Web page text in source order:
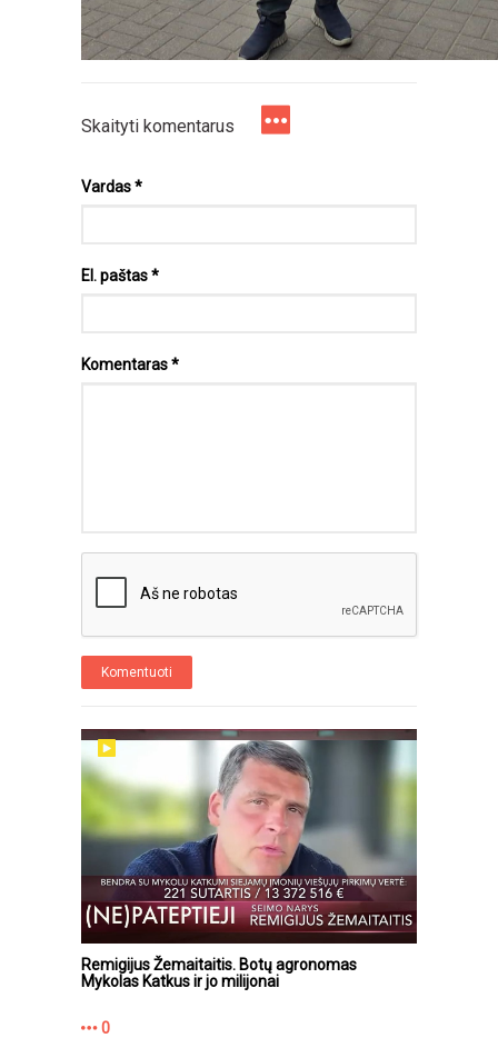
Skaityti komentarus
Vardas*
El. paštas*
Komentaras*
Komentuoti
Remigijus Žemaitaitis. Botų agronomas
Mykolas Katkus ir jo milijonai
0